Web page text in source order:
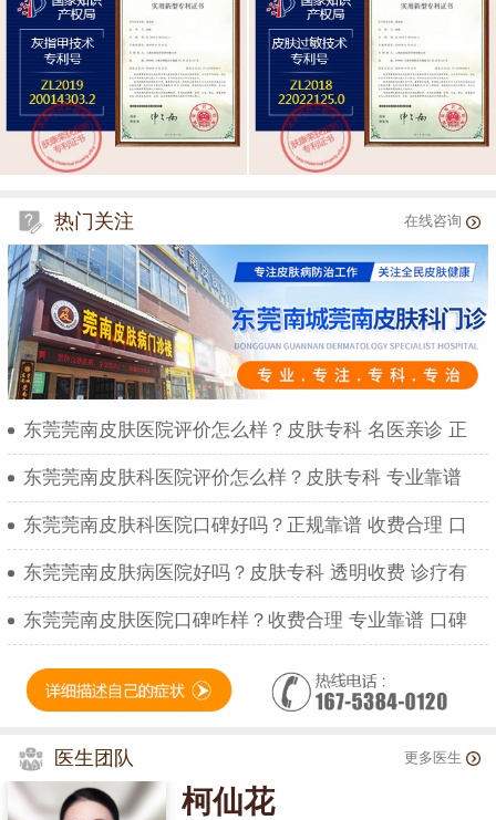
热门关注 在线咨询
东莞莞南皮肤医院评价怎么样？皮肤专科 名医亲诊 正
东莞莞南皮肤科医院评价怎么样？皮肤专科 专业靠谱
东莞莞南皮肤科医院口碑好吗？正规靠谱 收费合理 口
东莞莞南皮肤病医院好吗？皮肤专科 透明收费 诊疗有
东莞莞南皮肤医院口碑咋样？收费合理 专业靠谱 口碑
医生团队 更多医生
柯仙花